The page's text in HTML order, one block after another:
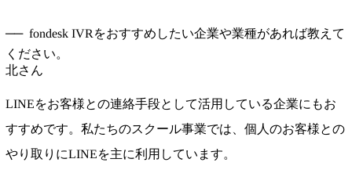
fondesk IVRをおすすめしたい企業や業種があれば教えて
ください。
北さん
LINEをお客様との連絡手段として活用している企業にもお
すすめです。私たちのスクール事業では、個人のお客様との
やり取りにLINEを主に利用しています。